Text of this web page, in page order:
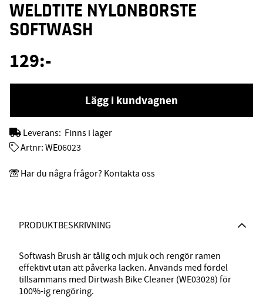
PRODUKTBESKRIVNING
Softwash Brush är tålig och mjuk och rengör ramen
effektivt utan att påverka lacken. Används med fördel
tillsammans med Dirtwash Bike Cleaner (WE03028) för
100%-ig rengöring.
WELDTITE NYLONBORSTE
SOFTWASH
129:-
Lägg i kundvagnen
Leverans: Finns i lager
Artnr: WE06023
Har du några frågor? Kontakta oss